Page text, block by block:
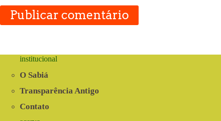
Publicar comentário
institucional
O Sabiá
Transparência Antigo
Contato